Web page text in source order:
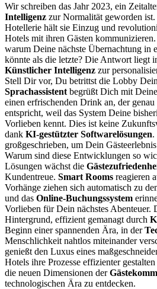
Wir schreiben das Jahr 2023, ein
Intelligenz zur Normalität geworden
Hotellerie hält sie Einzug und
Hotels mit ihren Gästen
warum Deine nächste Übernachtung in
könnte als die letzte? Die Antwort liegt
Künstlicher Intelligenz zur
Stell Dir vor, Du betrittst die Lobby
Sprachassistent begrüßt Dich mit
einen erfrischenden Drink an, der
entspricht, weil das System Deine
Vorlieben kennt. Dies ist keine
dank KI-gestützter Softwarelösungen.
großgeschrieben, um Dein
Warum sind diese Entwicklungen so
Lösungen wächst die
Kundentreue. Smart Rooms reagieren
Vorhänge ziehen sich automatisch zu
und das Online-Buchungssystem
Vorlieben für Dein nächstes Abenteuer.
Hintergrund, effizient gemanagt durch
Beginn einer spannenden Ära, in der
Menschlichkeit nahtlos miteinander
genießt den Luxus eines
Hotels ihre Prozesse effizienter
die neuen Dimensionen der
technologischen Ära zu entdecken.